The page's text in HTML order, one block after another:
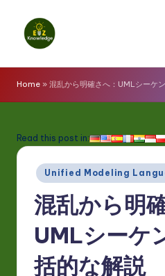
z
K
o
w
g
Home » 混乱から明確さへ：UMLシーケ
Read this post in:
Posted
in
Unified Modeling
混乱から明
UMLシーケ
括的な解説